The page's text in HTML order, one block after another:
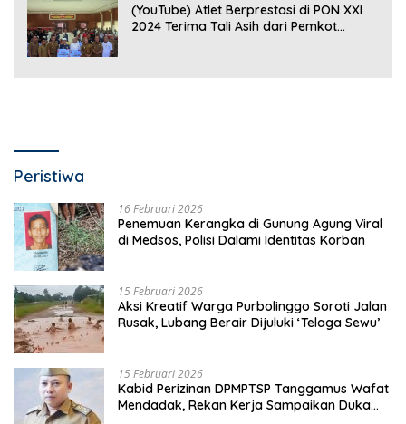
(YouTube) Atlet Berprestasi di PON XXI
2024 Terima Tali Asih dari Pemkot
Peristiwa
16 Februari 2026
Penemuan Kerangka di Gunung Agung Viral
di Medsos, Polisi Dalami Identitas Korban
15 Februari 2026
Aksi Kreatif Warga Purbolinggo Soroti Jalan
Rusak, Lubang Berair Dijuluki ‘Telaga Sewu’
15 Februari 2026
Kabid Perizinan DPMPTSP Tanggamus Wafat
Mendadak, Rekan Kerja Sampaikan Duka